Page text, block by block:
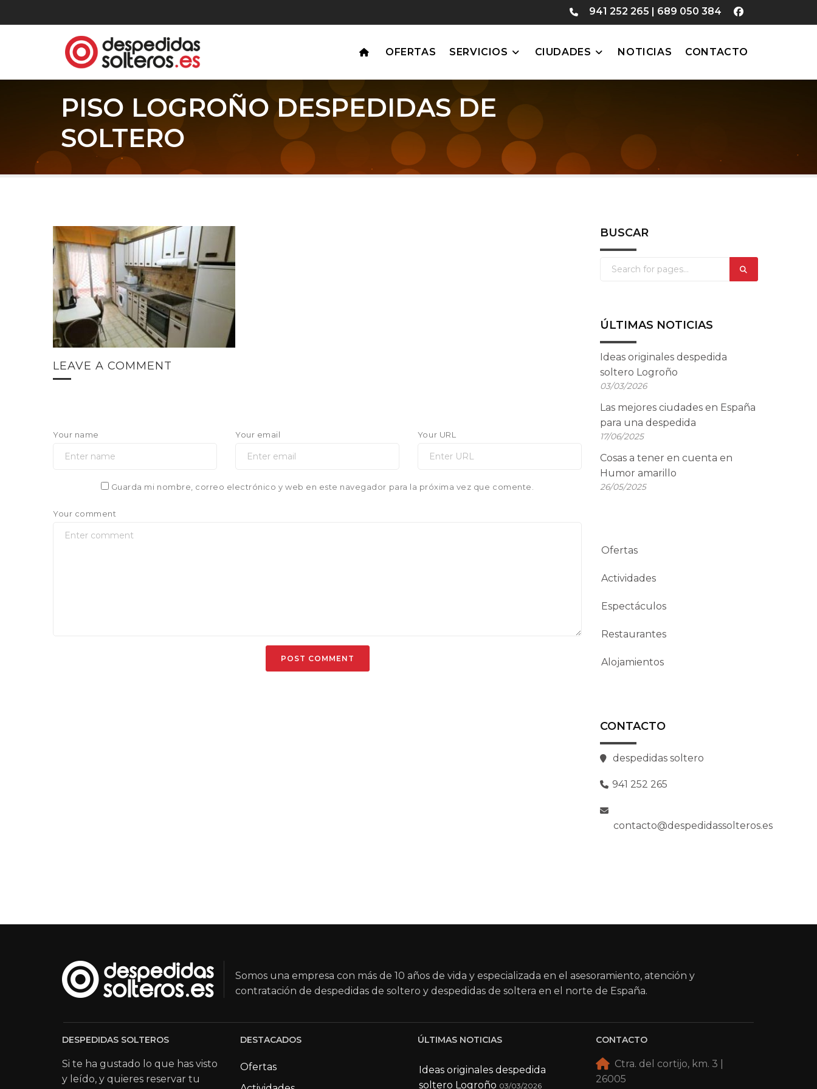
941 252 265 | 689 050 384
OFERTAS SERVICIOS CIUDADES NOTICIAS CONTACTO
PISO LOGROÑO DESPEDIDAS DE
SOLTERO
LEAVE A COMMENT
Your name Your email Your URL
Guarda mi nombre, correo electrónico y web en este navegador para la próxima vez que comente.
Your comment
BUSCAR
ÚLTIMAS NOTICIAS
Ideas originales despedida
soltero Logroño
03/03/2026
Las mejores ciudades en España
para una despedida
17/06/2025
Cosas a tener en cuenta en
Humor amarillo
26/05/2025
Ofertas
Actividades
Espectáculos
Restaurantes
Alojamientos
CONTACTO
despedidas soltero
941 252 265
contacto@despedidassolteros.es
Somos una empresa con más de 10 años de vida y especializada en el asesoramiento, atención y
contratación de despedidas de soltero y despedidas de soltera en el norte de España.
DESPEDIDAS SOLTEROS
Si te ha gustado lo que has visto
y leído, y quieres reservar tu
DESTACADOS
Ofertas
ÚLTIMAS NOTICIAS
Ideas originales despedida
soltero Logroño 03/03/2026
CONTACTO
Ctra. del cortijo, km. 3 |
26005